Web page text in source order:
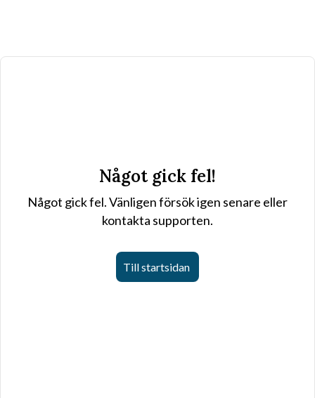
Något gick fel!
Något gick fel. Vänligen försök igen senare eller
kontakta supporten.
Till startsidan